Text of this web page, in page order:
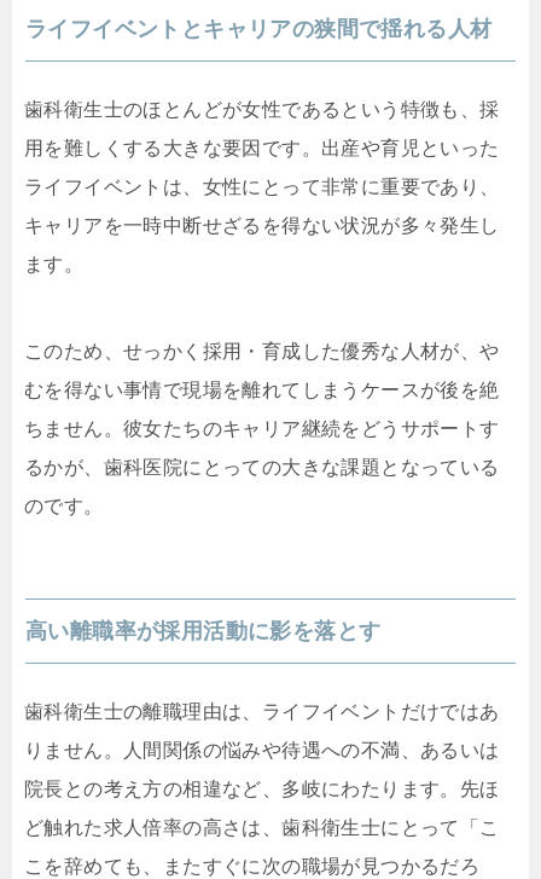
ライフイベントとキャリアの狭間で揺れる人材
歯科衛生士のほとんどが女性であるという特徴も、採
用を難しくする大きな要因です。出産や育児といった
ライフイベントは、女性にとって非常に重要であり、
キャリアを一時中断せざるを得ない状況が多々発生し
ます。
このため、せっかく採用・育成した優秀な人材が、や
むを得ない事情で現場を離れてしまうケースが後を絶
ちません。彼女たちのキャリア継続をどうサポートす
るかが、歯科医院にとっての大きな課題となっている
のです。
高い離職率が採用活動に影を落とす
歯科衛生士の離職理由は、ライフイベントだけではあ
りません。人間関係の悩みや待遇への不満、あるいは
院長との考え方の相違など、多岐にわたります。先ほ
ど触れた求人倍率の高さは、歯科衛生士にとって「こ
こを辞めても、またすぐに次の職場が見つかるだろ